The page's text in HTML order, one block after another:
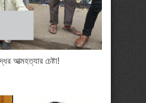
আত্মহত্যার চেষ্টা!